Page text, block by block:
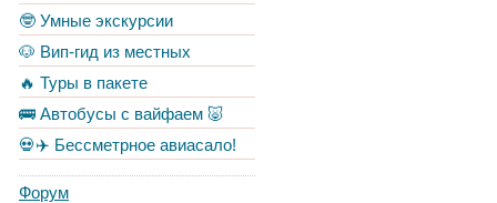
🤓 Умные экскурсии
🐶 Вип-гид из местных
🔥 Туры в пакете
🚌 Автобусы с вайфаем 🐷
💀✈️ Бессметрное авиасало!
Форум